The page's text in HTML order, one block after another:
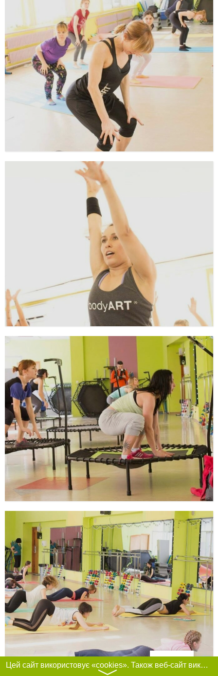
Фільтри
Цей сайт використовує «cookies». Також веб-сайт використовує інтернет-сервіс для збору технічних даних стосовно відвідувачів з метою отримання маркетингової та статистичної інформації. Умови обробки даних відвідувачів сайту див.
〉